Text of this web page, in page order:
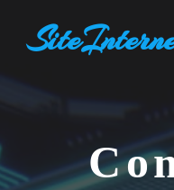
contenu